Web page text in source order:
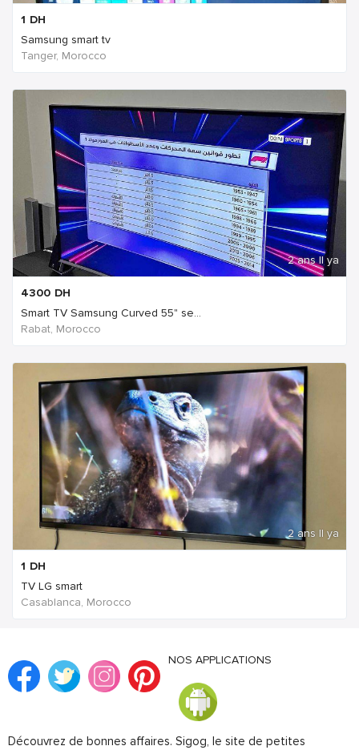
1 DH
Samsung smart tv
Tanger, Morocco
2 ans Il ya
4300 DH
Smart TV Samsung Curved 55" se...
Rabat, Morocco
2 ans Il ya
1 DH
TV LG smart
Casablanca, Morocco
NOS APPLICATIONS
Découvrez de bonnes affaires. Sigog, le site de petites